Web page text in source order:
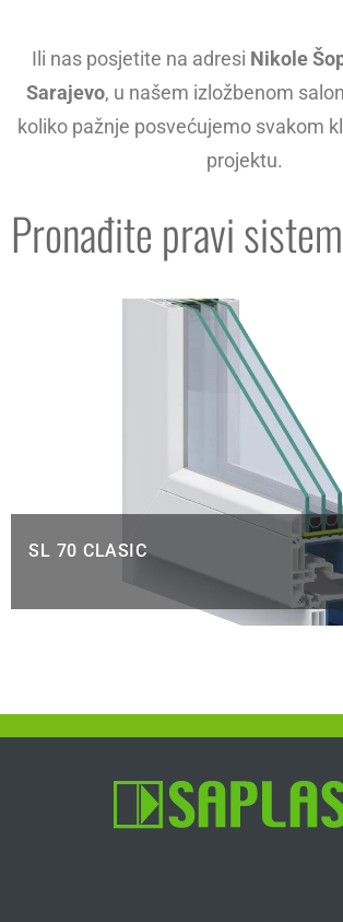
Ili nas posjetite na adresi Nikole
Sarajevo, u našem izložbenom
koliko pažnje posvećujemo svakom
projektu.
Pronađite pravi
SL 70 CLASIC